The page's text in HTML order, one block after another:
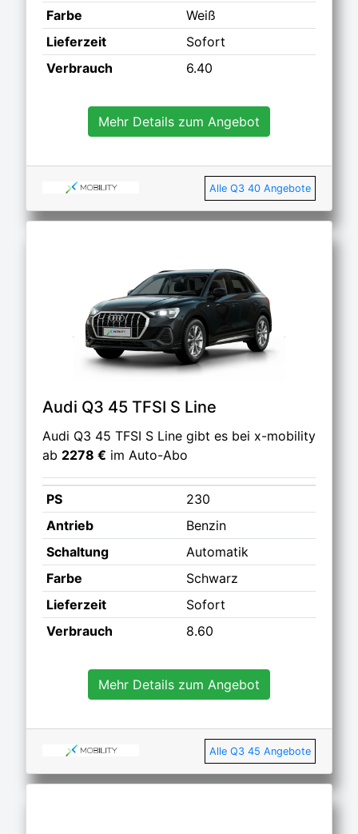
Farbe
Weiß
Lieferzeit
Sofort
Verbrauch
6.40
Mehr Details zum Angebot
Alle Q3 40 Angebote
Audi Q3 45 TFSI S Line
Audi Q3 45 TFSI S Line gibt es bei x-mobility
ab 2278 € im Auto-Abo
PS
230
Antrieb
Benzin
Schaltung
Automatik
Farbe
Schwarz
Lieferzeit
Sofort
Verbrauch
8.60
Mehr Details zum Angebot
Alle Q3 45 Angebote